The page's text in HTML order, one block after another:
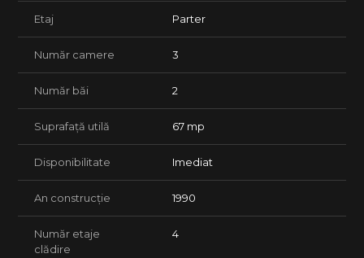
Etaj Parter
Număr camere 3
Număr băi 2
Suprafață utilă 67 mp
Disponibilitate Imediat
An construcție 1990
Număr etaje
clădire
4